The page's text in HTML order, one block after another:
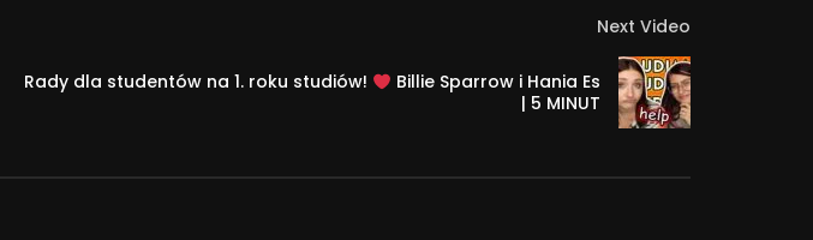
Next Video
Rady dla studentów na 1. roku studiów!
Billie Sparrow i Hania Es
| 5 MINUT